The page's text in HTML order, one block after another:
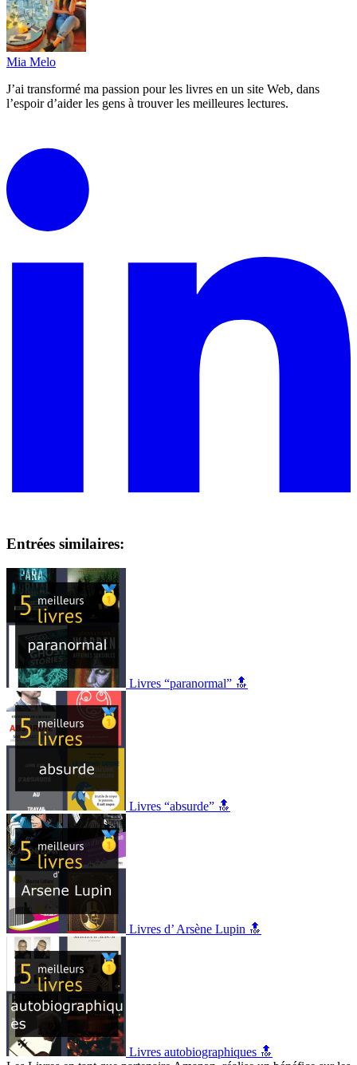
Mia Melo
J’ai transformé ma passion pour les livres en un site Web, dans
l’espoir d’aider les gens à trouver les meilleures lectures.
Entrées similaires:
Livres “paranormal” 🔝
Livres “absurde” 🔝
Livres d’ Arsène Lupin 🔝
Livres autobiographiques 🔝